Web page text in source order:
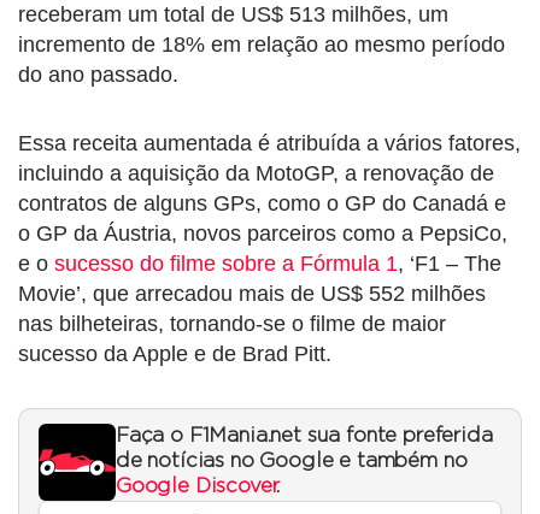
receberam um total de US$ 513 milhões, um
incremento de 18% em relação ao mesmo período
do ano passado.
Essa receita aumentada é atribuída a vários fatores,
incluindo a aquisição da MotoGP, a renovação de
contratos de alguns GPs, como o GP do Canadá e
o GP da Áustria, novos parceiros como a PepsiCo,
e o sucesso do filme sobre a Fórmula 1, ‘F1 – The
Movie’, que arrecadou mais de US$ 552 milhões
nas bilheteiras, tornando-se o filme de maior
sucesso da Apple e de Brad Pitt.
Faça o F1Mania.net sua fonte preferida
de notícias no Google e também no
Google Discover.